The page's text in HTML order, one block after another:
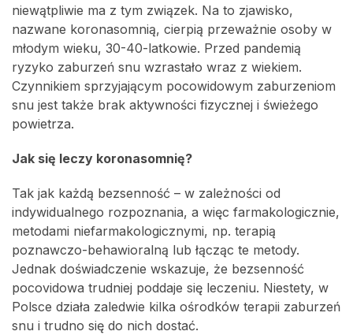
niewątpliwie ma z tym związek. Na to zjawisko,
nazwane koronasomnią, cierpią przeważnie osoby w
młodym wieku, 30-40-latkowie. Przed pandemią
ryzyko zaburzeń snu wzrastało wraz z wiekiem.
Czynnikiem sprzyjającym pocowidowym zaburzeniom
snu jest także brak aktywności fizycznej i świeżego
powietrza.
Jak się leczy koronasomnię?
Tak jak każdą bezsenność – w zależności od
indywidualnego rozpoznania, a więc farmakologicznie,
metodami niefarmakologicznymi, np. terapią
poznawczo-behawioralną lub łącząc te metody.
Jednak doświadczenie wskazuje, że bezsenność
pocovidowa trudniej poddaje się leczeniu. Niestety, w
Polsce działa zaledwie kilka ośrodków terapii zaburzeń
snu i trudno się do nich dostać.